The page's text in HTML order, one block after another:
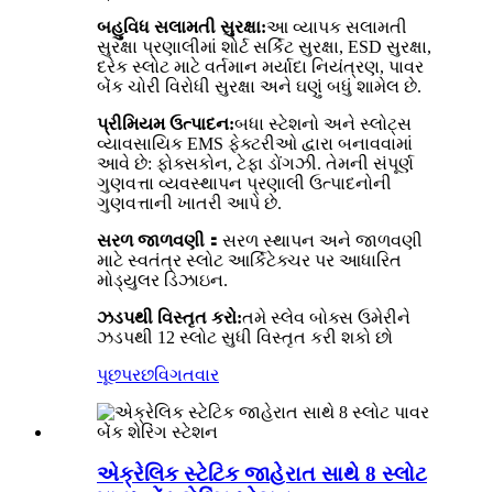
બહુવિધ સલામતી સુરક્ષા:આ વ્યાપક સલામતી
સુરક્ષા પ્રણાલીમાં શોર્ટ સર્કિટ સુરક્ષા, ESD સુરક્ષા,
દરેક સ્લોટ માટે વર્તમાન મર્યાદા નિયંત્રણ, પાવર
બેંક ચોરી વિરોધી સુરક્ષા અને ઘણું બધું શામેલ છે.
પ્રીમિયમ ઉત્પાદન:બધા સ્ટેશનો અને સ્લોટ્સ
વ્યાવસાયિક EMS ફેક્ટરીઓ દ્વારા બનાવવામાં
આવે છે: ફોક્સકોન, ટેફા ડોંગઝી. તેમની સંપૂર્ણ
ગુણવત્તા વ્યવસ્થાપન પ્રણાલી ઉત્પાદનોની
ગુણવત્તાની ખાતરી આપે છે.
સરળ જાળવણી ： સરળ સ્થાપન અને જાળવણી
માટે સ્વતંત્ર સ્લોટ આર્કિટેક્ચર પર આધારિત
મોડ્યુલર ડિઝાઇન.
ઝડપથી વિસ્તૃત કરો:તમે સ્લેવ બોક્સ ઉમેરીને
ઝડપથી 12 સ્લોટ સુધી વિસ્તૃત કરી શકો છો
પૂછપરછવિગતવાર
એક્રેલિક સ્ટેટિક જાહેરાત સાથે 8 સ્લોટ